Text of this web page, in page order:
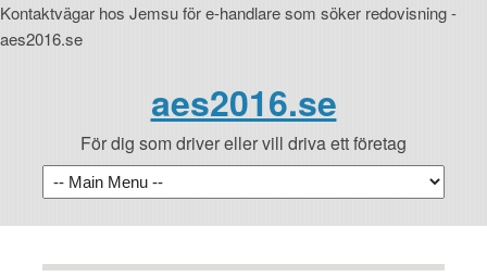
Kontaktvägar hos Jemsu för e-handlare som söker redovisning -
aes2016.se
aes2016.se
För dig som driver eller vill driva ett företag